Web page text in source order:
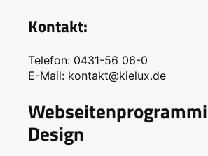
Kontakt:
Telefon: 0431-56 06-0
E-Mail: kontakt@kielux.de
Design